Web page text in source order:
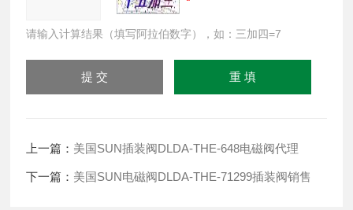
请输入计算结果（填写阿拉伯数字），如：三加四=7
上一篇： 美国SUN插装阀DLDA-THE-648电磁阀代理
下一篇： 美国SUN电磁阀DLDA-THE-71299插装阀销售